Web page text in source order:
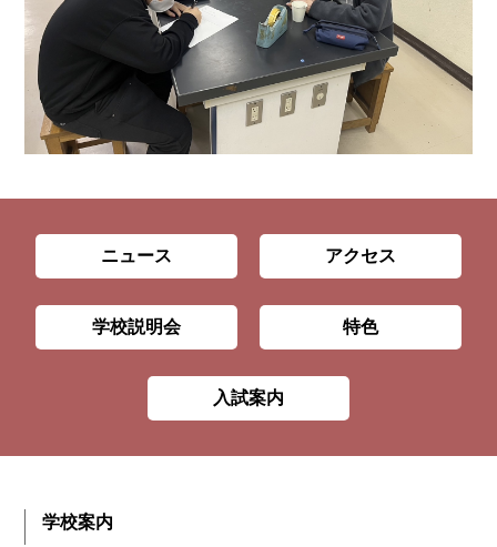
ニュース アクセス
学校説明会 特色
入試案内
学校案内